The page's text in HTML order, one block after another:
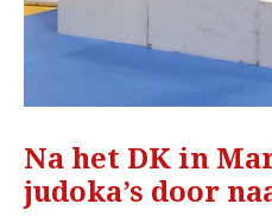
Na het DK in
judoka’s door